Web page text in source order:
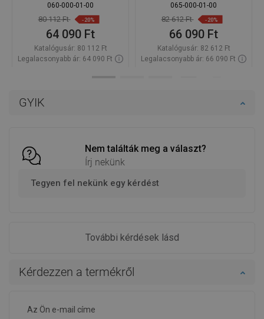
GYIK
Nem találták meg a választ?
Írj nekünk
Tegyen fel nekünk egy kérdést
További kérdések lásd
Kérdezzen a termékről
060-000-01-00
80 112 Ft -20%
64 090 Ft
Katalógusár: 80 112 Ft
Legalacsonyabb ár: 64 090 Ft
065-000-01-00
82 612 Ft -20%
66 090 Ft
Katalógusár: 82 612 Ft
Legalacsonyabb ár: 66 090 Ft